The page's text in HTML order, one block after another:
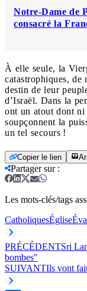
Notre-Dame de
consacré la
À elle seule, la
catastrophiques, de
destin de leur
d’Israël. Dans la
ont un atout dont ni
soupçonnent la
un tel secours !
Copier le lien
Partager sur:
Les mots-clés/tags
CatholiquesÉglise
PRÉCÉDENTSri
bombes"
SUIVANTIls vont